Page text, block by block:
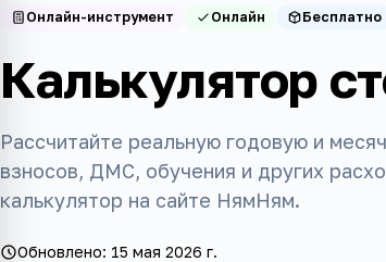
Онлайн-инструмент Онлайн Бесплатно
Калькулятор
Рассчитайте реальную годовую и
взносов, ДМС, обучения и других
калькулятор на сайте НямНям.
Обновлено: 15 мая 2026 г.